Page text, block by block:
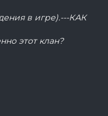
в игре).---КАК
этот клан?